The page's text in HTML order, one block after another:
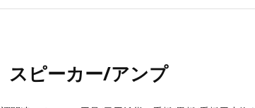
スピーカー/アンプ